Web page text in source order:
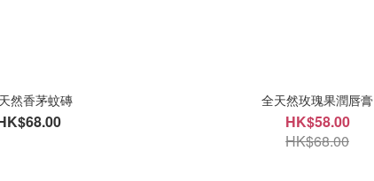
然香茅蚊磚 全天然玫瑰果潤唇膏
HK$58.00
HK$68.00